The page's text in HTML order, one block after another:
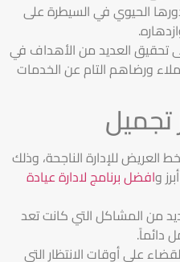
الحيوي في السيطرة على
تحقيق العديد من الأهداف في
ورضاهم التام عن الخدمات
تجميل
العريض للإدارة الناجحة، وذلك
وافضل برنامج لادارة عيادة
من المشاكل التي كانت تعد
دائماً.
على أوقات الانتظار التي